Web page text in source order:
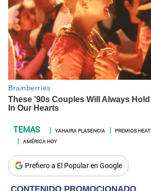
YAHAIRA PLASENCIA PREMIOS HEAT
AMÉRICA HOY
Prefiero a El Popular en Google